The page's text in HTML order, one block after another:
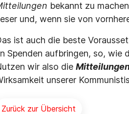
bekannt zu
und, wenn sie von
ist auch die beste
Spenden aufbringen, so, wie
wir also die
unserer
Zurück zur Übersicht